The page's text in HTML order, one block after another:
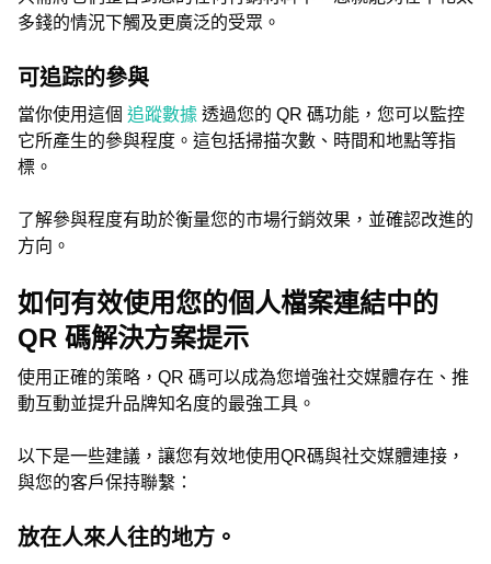
多錢的情況下觸及更廣泛的受眾。
可追踪的參與
當你使用這個 追蹤數據 透過您的 QR 碼功能，您可以監控
它所產生的參與程度。這包括掃描次數、時間和地點等指
標。
了解參與程度有助於衡量您的市場行銷效果，並確認改進的
方向。
如何有效使用您的個人檔案連結中的
QR 碼解決方案提示
使用正確的策略，QR 碼可以成為您增強社交媒體存在、推
動互動並提升品牌知名度的最強工具。
以下是一些建議，讓您有效地使用QR碼與社交媒體連接，
與您的客戶保持聯繫：
放在人來人往的地方。